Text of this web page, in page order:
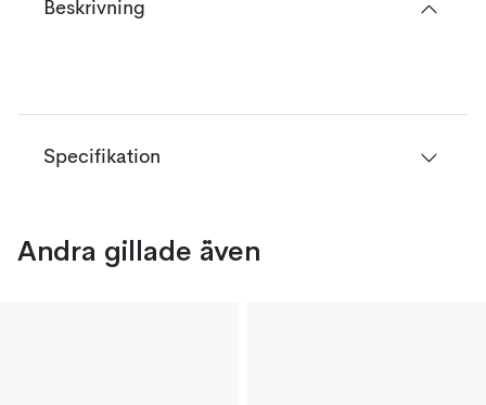
Beskrivning
Specifikation
Andra gillade även